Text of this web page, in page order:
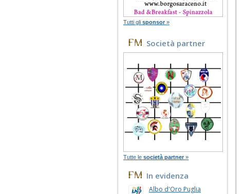
Tutti gli sponsor »
Società partner
Tutte le società partner »
In evidenza
Albo d'Oro Puglia